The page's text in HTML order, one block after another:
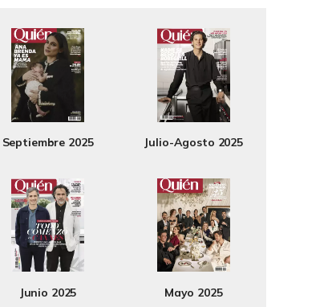
Septiembre 2025 Julio-Agosto 2025
Junio 2025 Mayo 2025